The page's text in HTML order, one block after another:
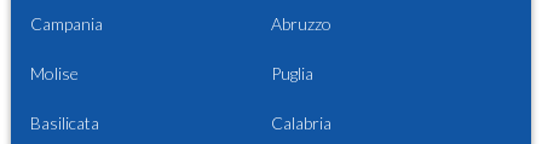
Campania Abruzzo
Molise Puglia
Basilicata Calabria